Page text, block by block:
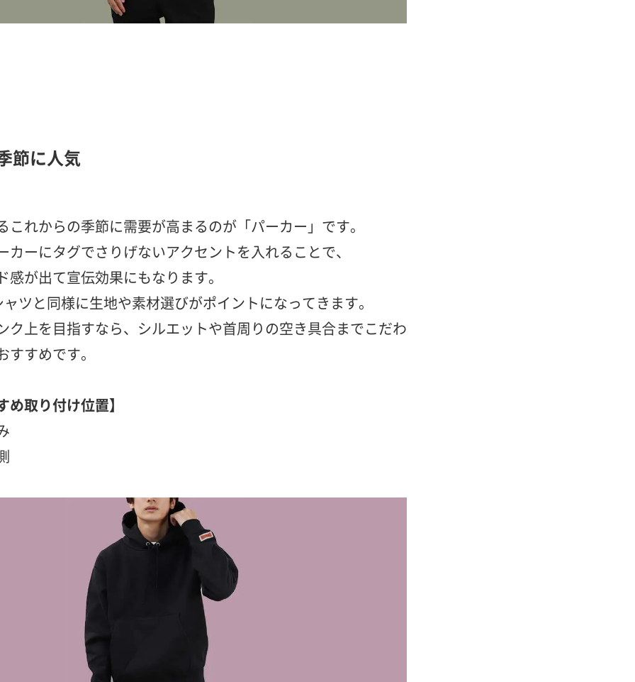
節に人気
これからの季節に需要が高まるのが「パーカー」です。
カーにタグでさりげないアクセントを入れることで、
感が出て宣伝効果にもなります。
ツと同様に生地や素材選びがポイントになってきます。
ク上を目指すなら、シルエットや首周りの空き具合までこだわ
すすめです。
め取り付け位置】